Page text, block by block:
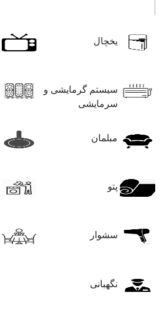
یخچال
سیستم گرمایشی و
سرمایشی
مبلمان
پتو
سشوار
نگهبانی